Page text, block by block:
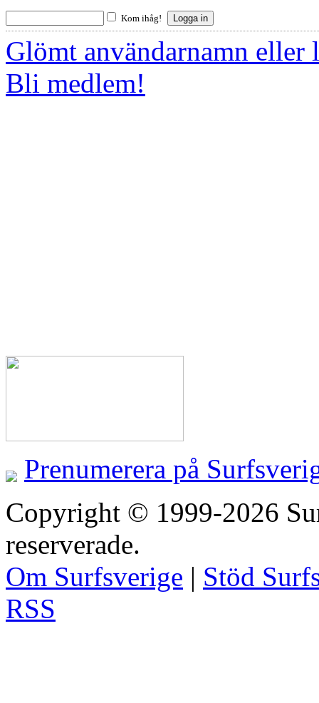
Kom ihåg!
Glömt användarnamn eller
Bli medlem!
Prenumerera på
Copyright © 1999-2026
reserverade.
Om Surfsverige | Stöd
RSS